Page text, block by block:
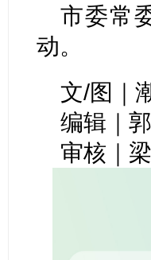
市委常
动。
文/图｜
编辑｜
审核｜